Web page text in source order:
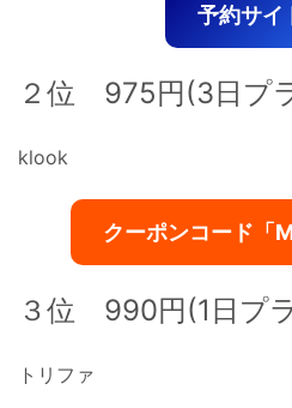
予約サイ
２位 975円(3日プ
klook
クーポンコード「
３位 990円(1日プ
トリファ